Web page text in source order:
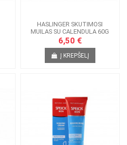
HASLINGER SKUTIMOSI
MUILAS SU CALENDULA 60G
6,50 €
Į KREPŠELĮ